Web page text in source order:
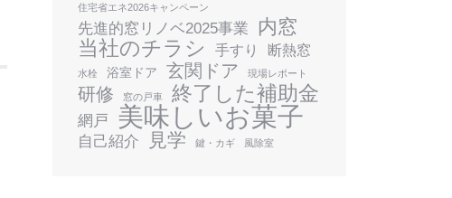
住宅省エネ2026キャンペーン
先進的窓リノベ2025事業 内窓
当社のチラシ 手すり 断熱窓
水栓 浴室ドア 玄関ドア 現場レポート
研修 窓の戸車 終了した補助金
網戸 美味しいお菓子
自己紹介 見学 鍵・カギ 風除室